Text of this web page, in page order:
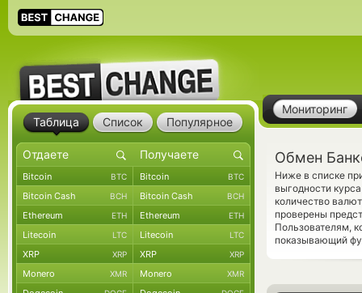
Мониторинг
Обмен
Ниже в списке
выгодности
количество
проверены
Пользователям,
показывающий
Таблица Список Популярное
Bitcoin BTC Bitcoin BTC
Bitcoin Cash BCH Bitcoin Cash BCH
Ethereum ETH Ethereum ETH
Litecoin LTC Litecoin LTC
XRP XRP XRP XRP
Monero XMR Monero XMR